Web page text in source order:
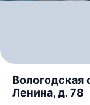
Вологодская
Ленина, д. 78